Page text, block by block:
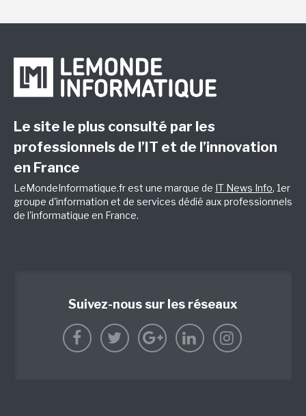
Le site le plus consulté par les
professionnels de l’IT et de l’innovation
en France
LeMondeInformatique.fr est une marque de IT News Info, 1er
groupe d'information et de services dédié aux professionnels
de l'informatique en France.
Suivez-nous sur les réseaux